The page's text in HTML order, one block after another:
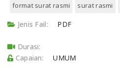
format surat rasmi
surat rasmi
Jenis Fail: PDF
Durasi:
Capaian:
UMUM